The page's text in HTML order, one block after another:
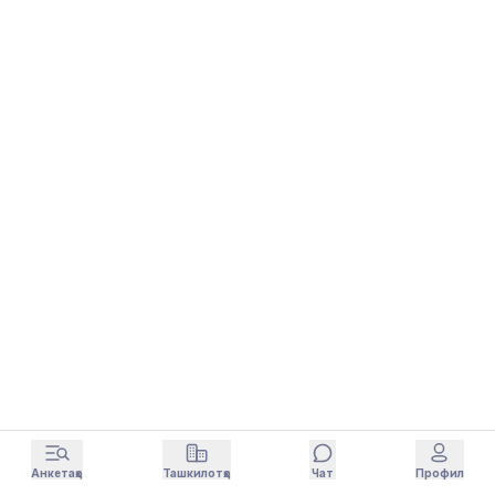
Анкетаҳо Ташкилотҳо Чат Профил